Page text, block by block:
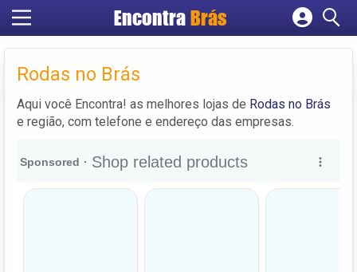
Encontra Brás
Cadastrar empresa
Rodas no Brás
Aqui você Encontra! as melhores lojas de Rodas no Brás
e região, com telefone e endereço das empresas.